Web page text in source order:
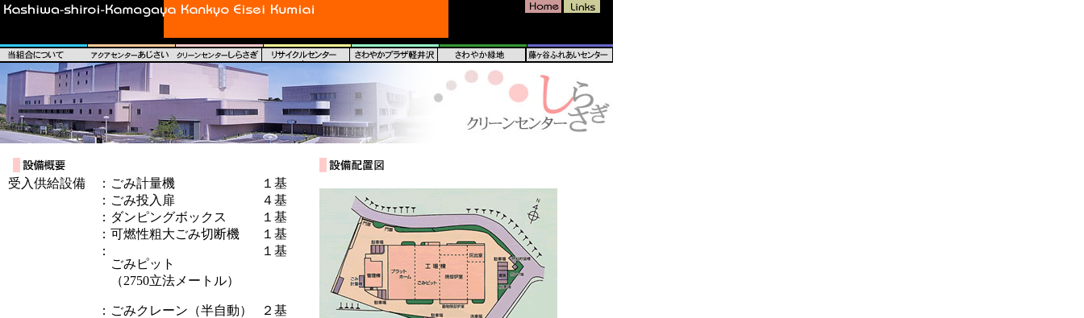
受入供給設備 ： ごみ計量機
１基
： ごみ投入扉
４基
： ダンピングボックス
１基
： 可燃性粗大ごみ切断機
１基
：
ごみピット
（2750立法メートル）
１基
： ごみクレーン（半自動）
２基